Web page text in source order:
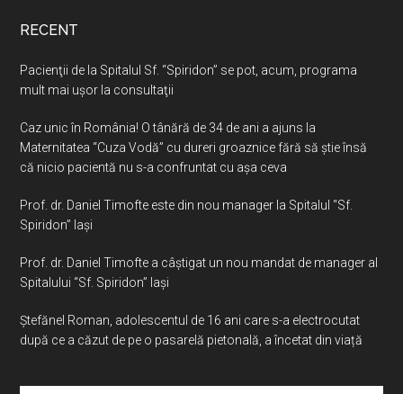
RECENT
Pacienţii de la Spitalul Sf. “Spiridon” se pot, acum, programa
mult mai uşor la consultaţii
Caz unic în România! O tânără de 34 de ani a ajuns la
Maternitatea “Cuza Vodă” cu dureri groaznice fără să ştie însă
că nicio pacientă nu s-a confruntat cu așa ceva
Prof. dr. Daniel Timofte este din nou manager la Spitalul “Sf.
Spiridon” Iaşi
Prof. dr. Daniel Timofte a câștigat un nou mandat de manager al
Spitalului “Sf. Spiridon” Iași
Ştefănel Roman, adolescentul de 16 ani care s-a electrocutat
după ce a căzut de pe o pasarelă pietonală, a încetat din viață